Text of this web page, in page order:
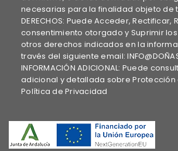
necesarias para la finalidad objeto de
DERECHOS: Puede Acceder, Rectificar,
consentimiento otorgado y Suprimir
otros derechos indicados en la
través del siguiente email:
INFORMACIÓN ADICIONAL: Puede
adicional y detallada sobre Protección
Política de Privacidad